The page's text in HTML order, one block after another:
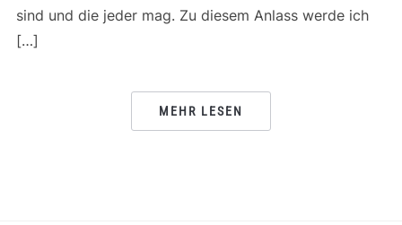
sind und die jeder mag. Zu diesem Anlass werde ich
[…]
MEHR LESEN